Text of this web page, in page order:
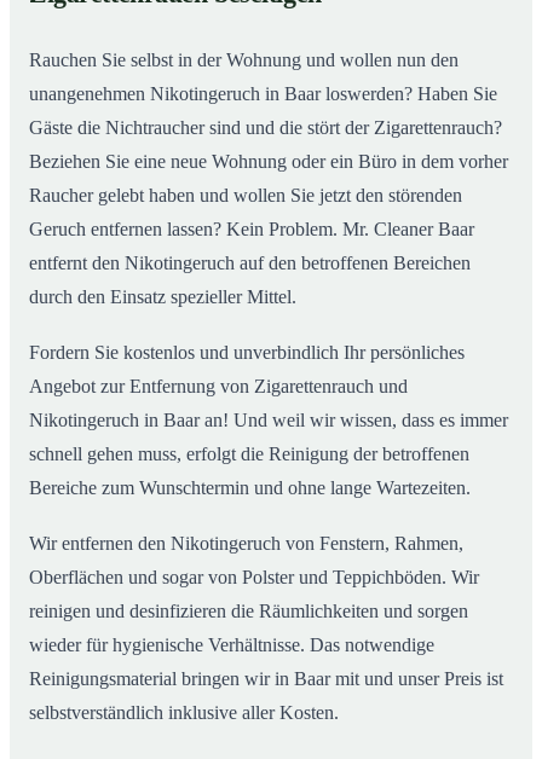
Rauchen Sie selbst in der Wohnung und wollen nun den
unangenehmen Nikotingeruch in Baar loswerden? Haben Sie
Gäste die Nichtraucher sind und die stört der Zigarettenrauch?
Beziehen Sie eine neue Wohnung oder ein Büro in dem vorher
Raucher gelebt haben und wollen Sie jetzt den störenden
Geruch entfernen lassen? Kein Problem. Mr. Cleaner Baar
entfernt den Nikotingeruch auf den betroffenen Bereichen
durch den Einsatz spezieller Mittel.
Fordern Sie kostenlos und unverbindlich Ihr persönliches
Angebot zur Entfernung von Zigarettenrauch und
Nikotingeruch in Baar an! Und weil wir wissen, dass es immer
schnell gehen muss, erfolgt die Reinigung der betroffenen
Bereiche zum Wunschtermin und ohne lange Wartezeiten.
Wir entfernen den Nikotingeruch von Fenstern, Rahmen,
Oberflächen und sogar von Polster und Teppichböden. Wir
reinigen und desinfizieren die Räumlichkeiten und sorgen
wieder für hygienische Verhältnisse. Das notwendige
Reinigungsmaterial bringen wir in Baar mit und unser Preis ist
selbstverständlich inklusive aller Kosten.